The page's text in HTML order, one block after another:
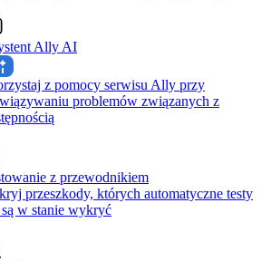
Ally AI
z pomocy serwisu Ally przy
problemów związanych z
z przewodnikiem
przeszkody, których automatyczne testy
w stanie wykryć